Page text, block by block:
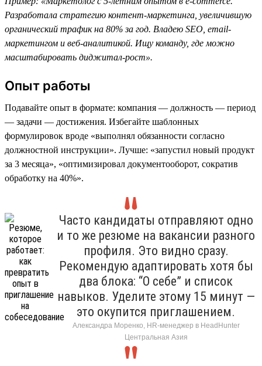
Разработала стратегию контент-маркетинга, увеличившую
органический трафик на 80% за год. Владею SEO, email-
маркетингом и веб-аналитикой. Ищу команду, где можно
масштабировать диджитал-рост».
Опыт работы
Подавайте опыт в формате: компания — должность — период
— задачи — достижения. Избегайте шаблонных
формулировок вроде «выполнял обязанности согласно
должностной инструкции». Лучше: «запустил новый продукт
за 3 месяца», «оптимизировал документооборот, сократив
обработку на 40%».
Часто кандидаты отправляют одно
и то же резюме на вакансии разного
профиля. Это видно сразу.
Рекомендую адаптировать хотя бы
два блока: “О себе” и список
навыков. Уделите этому 15 минут —
это окупится приглашением.
Александра Моренко, HR-менеджер в HeadHunter
Центральная Азия